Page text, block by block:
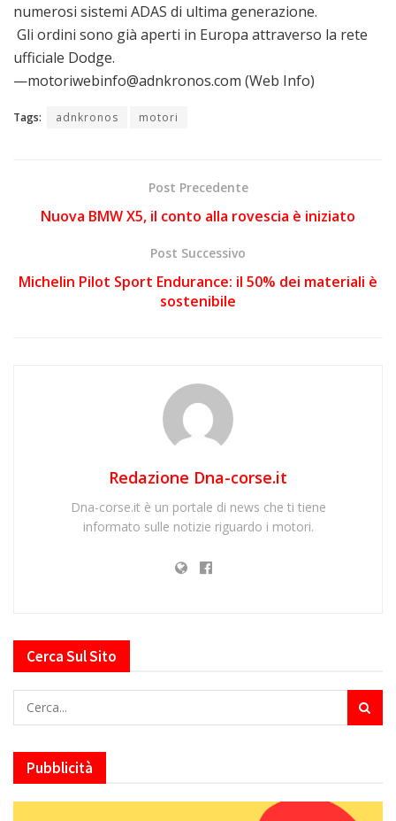
numerosi sistemi ADAS di ultima generazione.
Gli ordini sono già aperti in Europa attraverso la rete
ufficiale Dodge.
—motoriwebinfo@adnkronos.com (Web Info)
Tags: adnkronos motori
Post Precedente
Nuova BMW X5, il conto alla rovescia è iniziato
Post Successivo
Michelin Pilot Sport Endurance: il 50% dei materiali è
sostenibile
Redazione Dna-corse.it
Dna-corse.it è un portale di news che ti tiene
informato sulle notizie riguardo i motori.
Cerca Sul Sito
Pubblicità